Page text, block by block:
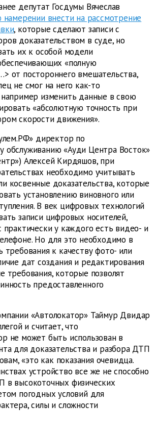
депутат Госдумы Вячеслав
намерении внести на рассмотрение
, которые сделают записи с
доказательством в суде, но
их к особой модели
«полную
от постороннего вмешательства,
не смог на него как-то
например изменить данные в свою
«абсолютную точность при
скорости движения».
директор по
обслуживанию «Ауди Центра Восток»
Алексей Кирдяшов, при
необходимо учитывать
косвенные доказательства, которые
установлению виновного или
В век цифровых технологий
записи цифровых носителей,
практически у каждого есть видео- и
Но для это необходимо в
требования к качеству фото- или
дат создания и редактирования
требования, которые позволят
предоставленного
«Автолокатор» Таймур Двидар
и считает, что
не может быть использован в
для доказательства и разбора ДТП
«это как показания очевидца.
устройство все же не способно
в высокоточных физических
погодных условий для
силы и сложности